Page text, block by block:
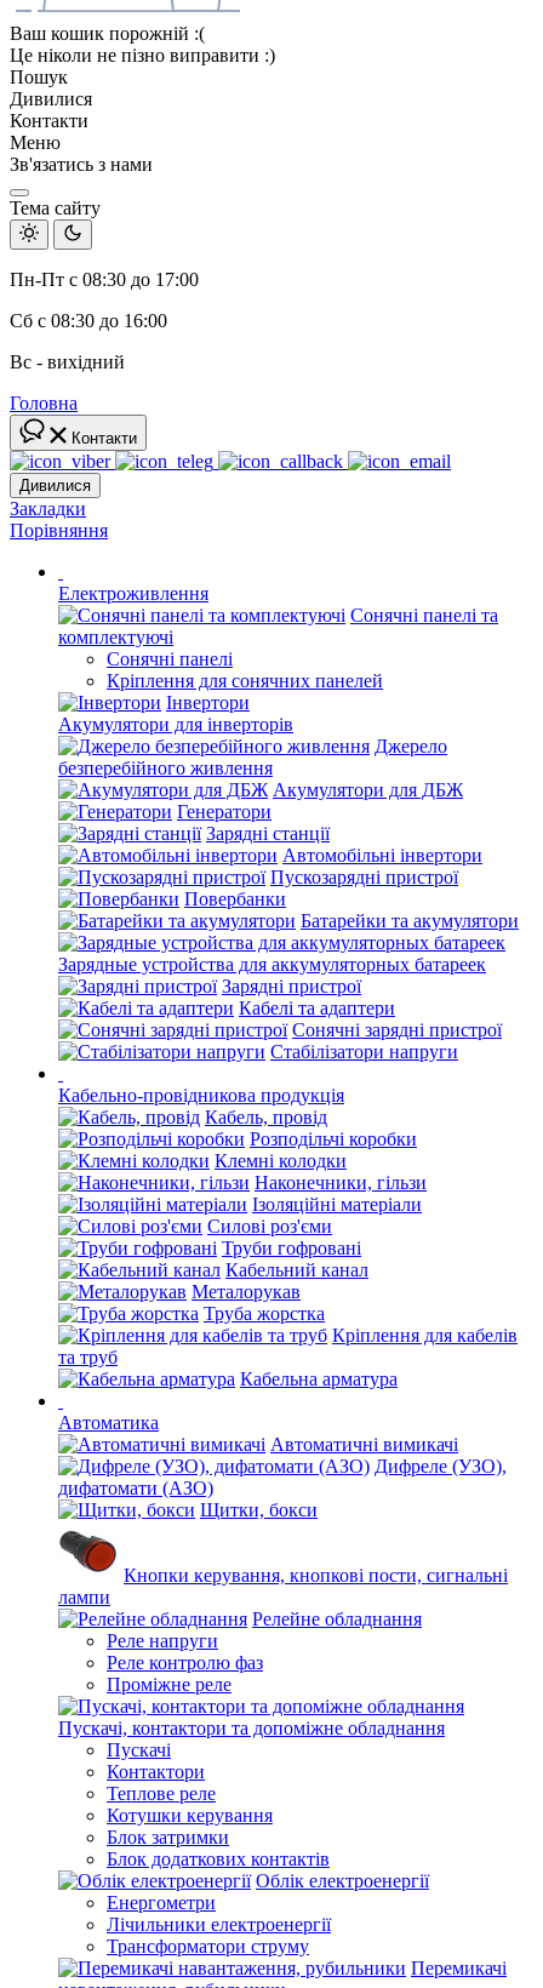
Ваш кошик порожній :(
Це ніколи не пізно виправити :)
Пошук
Дивилися
Контакти
Меню
Зв'язатись з нами
Тема сайту
Пн-Пт с 08:30 до 17:00
Сб с 08:30 до 16:00
Вс - вихідний
Головна
Контакти
Дивилися
Закладки
Порівняння
Електроживлення
Сонячні панелі та
комплектуючі
Сонячні панелі
Кріплення для сонячних панелей
Інвертори
Акумулятори для інверторів
Джерело
безперебійного живлення
Акумулятори для ДБЖ
Генератори
Зарядні станції
Автомобільні інвертори
Пускозарядні пристрої
Повербанки
Батарейки та акумулятори
Зарядные устройства для аккумуляторных батареек
Зарядні пристрої
Кабелі та адаптери
Сонячні зарядні пристрої
Стабілізатори напруги
Кабельно-провідникова продукція
Кабель, провід
Розподільчі коробки
Клемні колодки
Наконечники, гільзи
Ізоляційні матеріали
Силові роз'єми
Труби гофровані
Кабельний канал
Металорукав
Труба жорстка
Кріплення для кабелів
та труб
Кабельна арматура
Автоматика
Автоматичні вимикачі
Дифреле (УЗО),
дифатомати (АЗО)
Щитки, бокси
Кнопки керування, кнопкові пости, сигнальні
лампи
Релейне обладнання
Реле напруги
Реле контролю фаз
Проміжне реле
Пускачі, контактори та допоміжне обладнання
Пускачі
Контактори
Теплове реле
Котушки керування
Блок затримки
Блок додаткових контактів
Облік електроенергії
Енергометри
Лічильники електроенергії
Трансформатори струму
Перемикачі